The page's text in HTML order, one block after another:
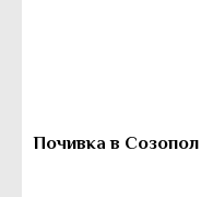
Почивка в Созопол